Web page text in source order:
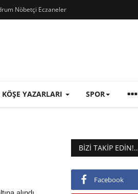
Nöbetçi Eczaneler
KÖŞE YAZARLARI SPOR
BIZI TAKIP EDIN!..
Facebook